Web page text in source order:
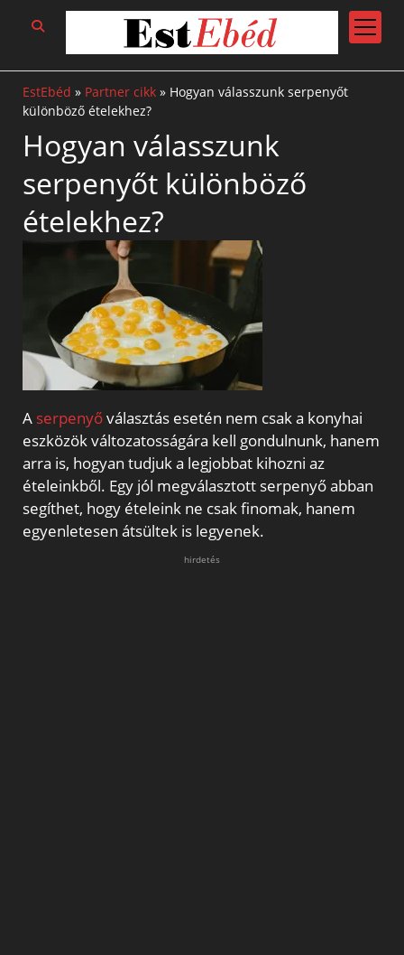
open
menu
EstEbéd » Partner cikk» Hogyan válasszunk serpenyőt
különböző ételekhez?
Hogyan válasszunk
serpenyőt különböző
ételekhez?
A serpenyőválasztás esetén nem csak a konyhai
eszközök változatosságára kell gondulnunk, hanem
arra is, hogyan tudjuk a legjobbat kihozni az
ételeinkből. Egy jól megválasztott serpenyő abban
segíthet, hogy ételeink ne csak finomak, hanem
egyenletesen átsültek is legyenek.
hirdetés